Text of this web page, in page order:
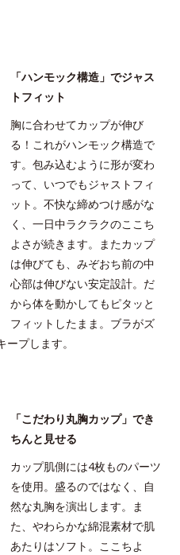
「ハンモック構造」でジャス
トフィット
胸に合わせてカップが伸び
る！これがハンモック構造で
す。包み込むように形が変わ
って、いつでもジャストフィ
ット。不快な締めつけ感がな
く、一日中ラクラクのここち
よさが続きます。またカップ
は伸びても、みぞおち前の中
心部は伸びない安定設計。だ
から体を動かしてもピタッと
フィットしたまま。ブラがズ
プします。
「こだわり丸胸カップ」でき
ちんと見せる
カップ肌側には4枚ものパーツ
を使用。盛るのではなく、自
然な丸胸を演出します。ま
た、やわらかな綿混素材で肌
あたりはソフト。ここちよ